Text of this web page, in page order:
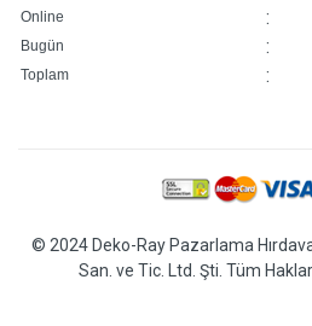
Online :
Bugün
:
Toplam
:
© 2024 Deko-Ray Pazarlama
San. ve Tic. Ltd. Şti. Tüm Hakları